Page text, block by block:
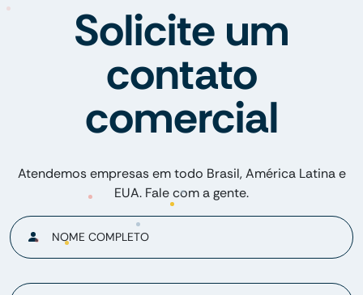
Solicite um
contato
comercial
Atendemos empresas em todo Brasil, América Latina e
EUA. Fale com a gente.
NOME COMPLETO